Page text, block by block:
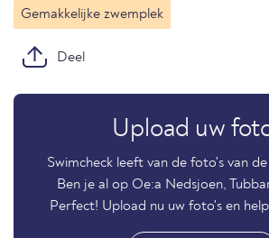
Gemakkelijke zwemplek
Deel
Upload uw
Swimcheck leeft van de foto's van
Ben je al op Oe:a Nedsjoen,
Perfect! Upload nu uw foto's en